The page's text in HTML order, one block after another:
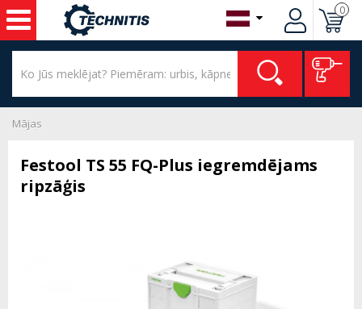
0
Mājas
Festool TS 55 FQ-Plus iegremdējams
ripzāģis